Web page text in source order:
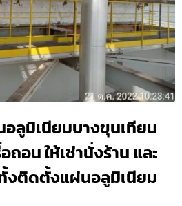
ลูมิเนียมบางขุนเทียน
อน ให้เช่านั่งร้าน และ
งติดตั้งแผ่นอลูมิเนียม